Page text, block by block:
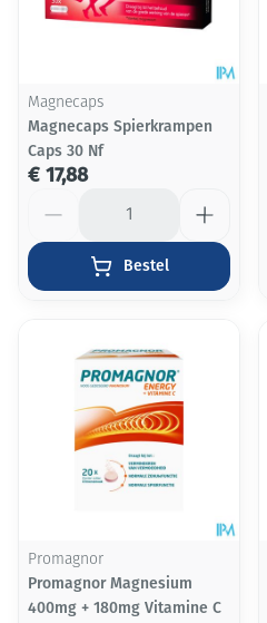
Magnecaps
Magnecaps Spierkrampen
Caps 30 Nf
€ 17,88
Bestel
Promagnor
Promagnor Magnesium
400mg + 180mg Vitamine C